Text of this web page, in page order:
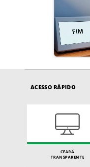
ACESSO RÁPIDO
CEARÁ
TRANSPARENTE